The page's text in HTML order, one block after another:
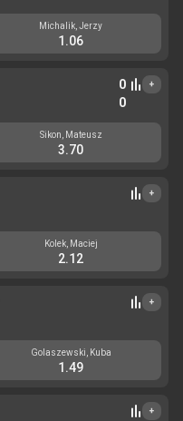
Michalik, Jerzy
1.06
0
0
+
Sikon, Mateusz
3.70
+
Kolek, Maciej
2.12
+
Golaszewski, Kuba
1.49
+